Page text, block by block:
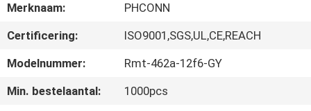
ONGEVEER
ONS
FABRIEKSREIS
Merknaam:
PHCONN
Certificering:
ISO9001,SGS,UL,CE,REACH
Modelnummer:
Rmt-462a-12f6-GY
Min. bestelaantal:
1000pcs